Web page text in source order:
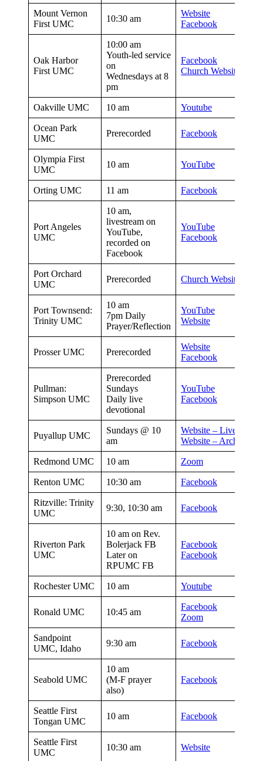
Mount Vernon
First UMC
10:30 am
Website
Facebook
Oak Harbor
First UMC
10:00 am
Youth-led service
on
Wednesdays at 8
pm
Facebook
Church Website
Oakville UMC 10 am Youtube
Ocean Park
UMC
Prerecorded Facebook
Olympia First
UMC
10 am YouTube
Orting UMC 11 am Facebook
Port Angeles
UMC
10 am,
livestream on
YouTube,
recorded on
Facebook
YouTube
Facebook
Port Orchard
UMC
Prerecorded Church Website
Port Townsend:
Trinity UMC
10 am
7pm Daily
Prayer/Reflection
YouTube
Website
Prosser UMC Prerecorded
Website
Facebook
Pullman:
Simpson UMC
Prerecorded
Sundays
Daily live
devotional
YouTube
Facebook
Puyallup UMC
Sundays @ 10
am
Website – Live
Website – Archived
Redmond UMC 10 am Zoom
Renton UMC 10:30 am Facebook
Ritzville: Trinity
UMC
9:30, 10:30 am Facebook
Riverton Park
UMC
10 am on Rev.
Bolerjack FB
Later on
RPUMC FB
Facebook
Facebook
Rochester UMC 10 am Youtube
Ronald UMC 10:45 am
Facebook
Zoom
Sandpoint
UMC, Idaho
9:30 am Facebook
Seabold UMC
10 am
(M-F prayer
also)
Facebook
Seattle First
Tongan UMC
10 am Facebook
Seattle First
UMC
10:30 am Website